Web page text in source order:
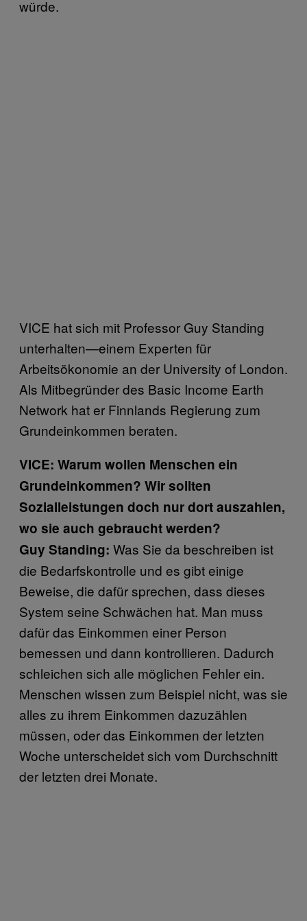
würde.
VICE hat sich mit Professor Guy Standing
unterhalten—einem Experten für
Arbeitsökonomie an der University of London.
Als Mitbegründer des Basic Income Earth
Network hat er Finnlands Regierung zum
Grundeinkommen beraten.
VICE: Warum wollen Menschen ein
Grundeinkommen? Wir sollten
Sozialleistungen doch nur dort auszahlen,
wo sie auch gebraucht werden?
Guy Standing: Was Sie da beschreiben ist
die Bedarfskontrolle und es gibt einige
Beweise, die dafür sprechen, dass dieses
System seine Schwächen hat. Man muss
dafür das Einkommen einer Person
bemessen und dann kontrollieren. Dadurch
schleichen sich alle möglichen Fehler ein.
Menschen wissen zum Beispiel nicht, was sie
alles zu ihrem Einkommen dazuzählen
müssen, oder das Einkommen der letzten
Woche unterscheidet sich vom Durchschnitt
der letzten drei Monate.